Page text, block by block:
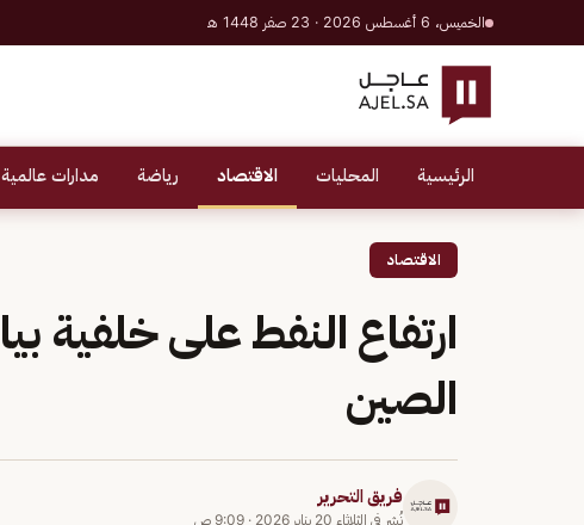
الخميس، 6 أغسطس 2026 · 23 صفر 1448 هـ
الرئيسية المحليات الاقتصاد رياضة مدارات عالمية
الاقتصاد
ارتفاع النفط على خلفية
الصين
فريق التحرير
نُشر في الثلاثاء 20 يناير 2026 · 9:09 ص